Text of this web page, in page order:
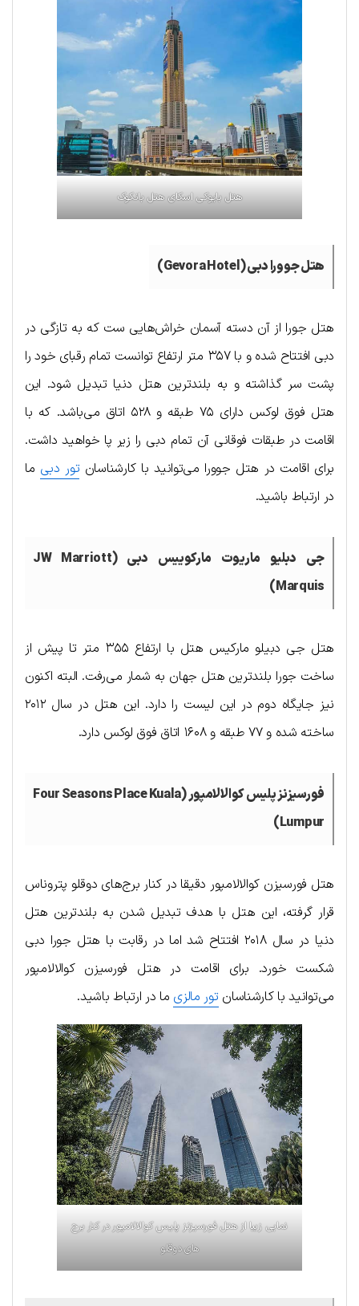
هتل بایوکی اسکای هتل بانکوک
هتل جوورا دبی (Gevora Hotel)
هتل جورا از آن دسته آسمان خراش‌هایی ست که به تازگی در
دبی افتتاح شده و با ۳۵۷ متر ارتفاع توانست تمام رقبای خود را
پشت سر گذاشته و به بلندترین هتل دنیا تبدیل شود. این
هتل فوق لوکس دارای ۷۵ طبقه و ۵۲۸ اتاق می‌باشد. که با
اقامت در طبقات فوقانی آن تمام دبی را زیر پا خواهید داشت.
برای اقامت در هتل جوورا می‌توانید با کارشناسان تور دبی ما
در ارتباط باشید.
جی دبلیو ماریوت مارکوییس دبی (JW Marriott
Marquis)
هتل جی دبیلو مارکیس هتل با ارتفاع ۳۵۵ متر تا پیش از
ساخت جورا بلندترین هتل جهان به شمار می‌رفت. البته اکنون
نیز جایگاه دوم در این لیست را دارد. این هتل در سال ۲۰۱۲
ساخته شده و ۷۷ طبقه و ۱۶۰۸ اتاق فوق لوکس دارد.
فورسیزنز پلیس کوالالامپور (Four Seasons Place Kuala
Lumpur)
هتل فورسیزن کوالالامپور دقیقا در کنار برج‌های دوقلو پتروناس
قرار گرفته، این هتل با هدف تبدیل شدن به بلندترین هتل
دنیا در سال ۲۰۱۸ افتتاح شد اما در رقابت با هتل جورا دبی
شکست خورد. برای اقامت در هتل فورسیزن کوالالامپور
می‌توانید با کارشناسان تور مالزی ما در ارتباط باشید.
نمایی زیبا از هتلفورسیزنز پلیس کوالالامپوردر کنار برج
های دوقلو